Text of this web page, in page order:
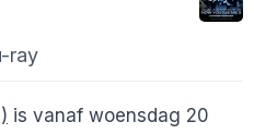
ray
is vanaf woensdag 20